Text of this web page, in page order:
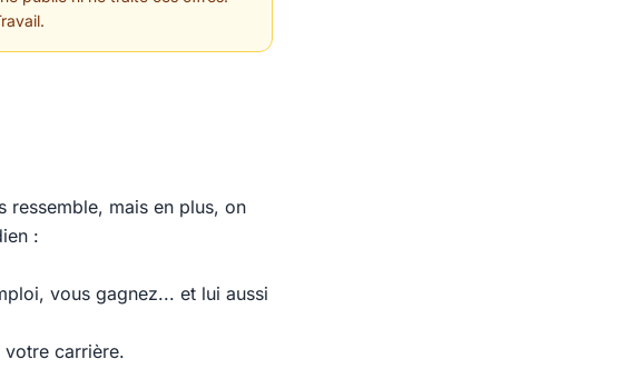
ressemble, mais en plus, on
:
vous gagnez... et lui aussi
carrière.